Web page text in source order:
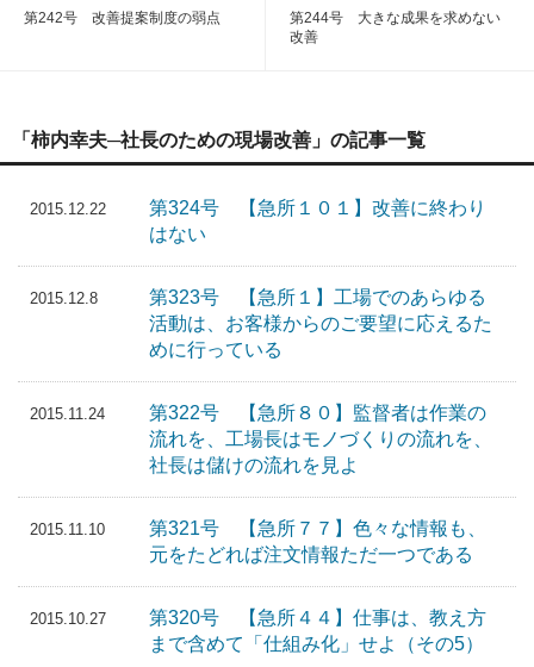
第242号 改善提案制度の弱点
第244号 大きな成果を求めない
改善
「柿内幸夫─社長のための現場改善」の記事一覧
2015.12.22
第324号 【急所１０１】改善に終わり
はない
2015.12.8
第323号 【急所１】工場でのあらゆる
活動は、お客様からのご要望に応えるた
めに行っている
2015.11.24
第322号 【急所８０】監督者は作業の
流れを、工場長はモノづくりの流れを、
社長は儲けの流れを見よ
2015.11.10
第321号 【急所７７】色々な情報も、
元をたどれば注文情報ただ一つである
2015.10.27
第320号 【急所４４】仕事は、教え方
まで含めて「仕組み化」せよ（その5）